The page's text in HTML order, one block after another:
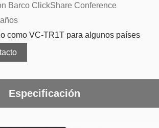
Barco ClickShare Conference
como VC-TR1T para algunos países
Especificación